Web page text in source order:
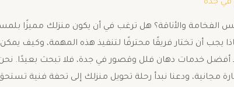
جده
والأناقة؟ هل ترغب في أن يكون منزلك مميزًا
يجب أن تختار فريقًا محترفًا لتنفيذ هذه المهمة، وكيف
خدمات دهان فلل وقصور في جدة، فلا تبحث بعيدًا. نحن
ودعنا نبدأ رحلة تحويل منزلك إلى تحفة فنية